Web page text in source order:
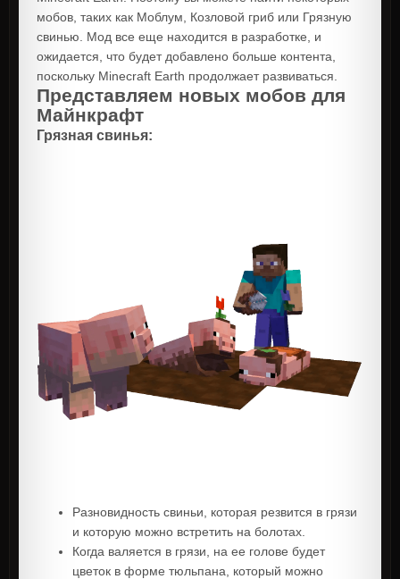
мобов, таких как Моблум, Козловой гриб или Грязную
свинью. Мод все еще находится в разработке, и
ожидается, что будет добавлено больше контента,
поскольку Minecraft Earth продолжает развиваться.
Представляем новых мобов для
Майнкрафт
Грязная свинья:
Разновидность свиньи, которая резвится в грязи
и которую можно встретить на болотах.
Когда валяется в грязи, на ее голове будет
цветок в форме тюльпана, который можно